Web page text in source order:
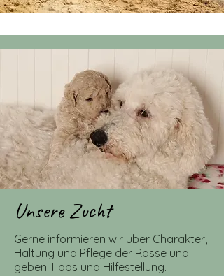
Unsere Zucht
Gerne informieren wir über Charakter,
Haltung und Pflege der Rasse und
geben Tipps und Hilfestellung.